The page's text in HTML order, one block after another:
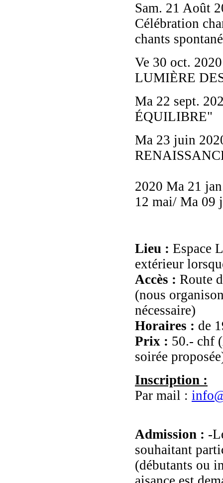
Sam. 21 Août
Célébration
chants
Ve 30 oct.
LUMIÈRE
Ma 22 sept.
ÉQUILIBRE"
Ma 23 juin
2020 Ma 21
12 mai/ Ma 09
Lieu : Espace
extérieur
Accès : Route
(nous
nécessaire)
Horaires : de
Prix : 50.- chf
soirée
Inscription :
Par mail :
Admission : -
souhaitant
(débutants ou